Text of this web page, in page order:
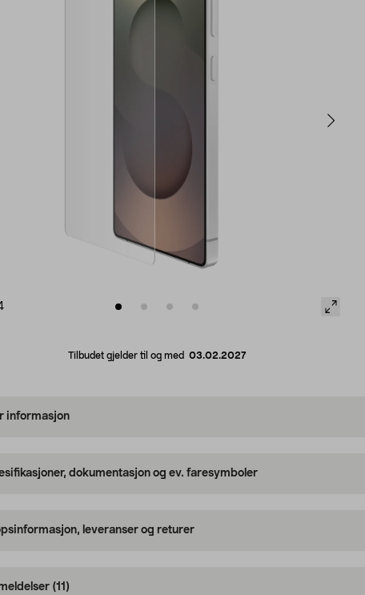
Tilbudet gjelder til og med 03.02.2027
informasjon
dokumentasjon og ev. faresymboler
leveranser og returer
(11)